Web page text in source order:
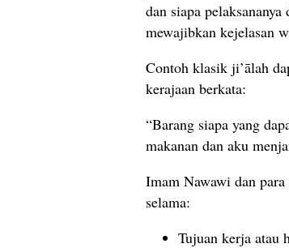
dan siapa
mewajibkan kejelasan
Contoh klasik ji’ālah
kerajaan berkata:
“Barang siapa yang
makanan dan aku
Imam Nawawi dan
selama:
Tujuan kerja atau